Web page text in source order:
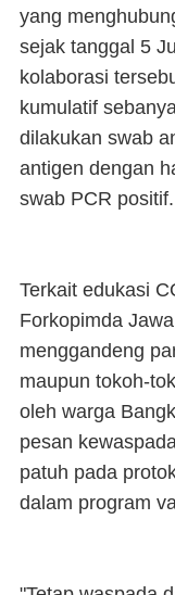
yang
sejak tanggal 5
kolaborasi
kumulatif
dilakukan swab
antigen dengan
swab PCR positif.
Terkait edukasi
Forkopimda
menggandeng
maupun tokoh-
oleh warga
pesan
patuh pada
dalam program